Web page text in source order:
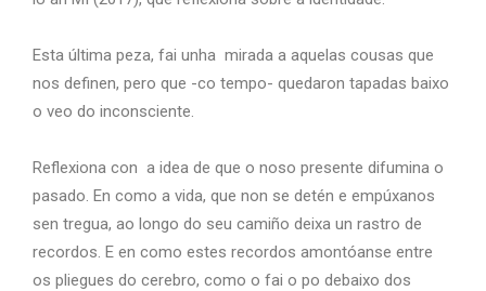
Esta última peza, fai unha mirada a aquelas cousas que
nos definen, pero que -co tempo- quedaron tapadas baixo
o veo do inconsciente.
Reflexiona con a idea de que o noso presente difumina o
pasado. En como a vida, que non se detén e empúxanos
sen tregua, ao longo do seu camiño deixa un rastro de
recordos. E en como estes recordos amontóanse entre
os pliegues do cerebro, como o fai o po debaixo dos